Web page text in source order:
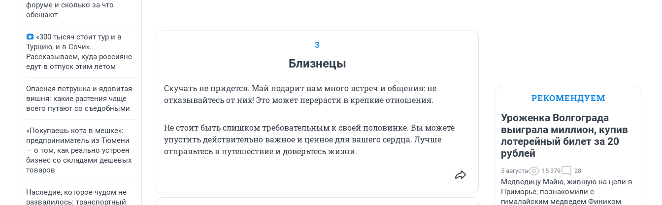
форуме и сколько за что
обещают
«300 тысяч стоит тур и в
Турцию, и в Сочи».
Рассказываем, куда россияне
едут в отпуск этим летом
Опасная петрушка и ядовитая
вишня: какие растения чаще
всего путают со съедобными
«Покупаешь кота в мешке»:
предприниматель из Тюмени
— о том, как реально устроен
бизнес со складами дешевых
товаров
Наследие, которое чудом не
развалилось: транспортный
3
Близнецы
Скучать не придется. Май подарит вам много встреч и общения: не
отказывайтесь от них! Это может перерасти в крепкие отношения.
Не стоит быть слишком требовательным к своей половинке. Вы можете
упустить действительно важное и ценное для вашего сердца. Лучше
отправьтесь в путешествие и доверьтесь жизни.
РЕКОМЕНДУЕМ
Уроженка Волгограда
выиграла миллион, купив
лотерейный билет за 20
рублей
5 августа 15 379 28
Медведицу Майю, жившую на цепи в
Приморье, познакомили с
гималайским медведем Фиником